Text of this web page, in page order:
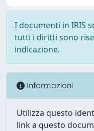
I documenti in IRIS
tutti i diritti sono
indicazione.
Informazioni
Utilizza questo
link a questo